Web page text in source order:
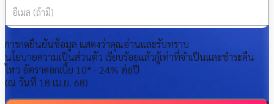
อีเมล (ถ้ามี)
การกดยืนยันข้อมูล แสดงว่าคุณอ่านและรับทราบ
นโยบายความเป็นส่วนตัว เรียบร้อยแล้วกู้เท่าที่จำเป็นและชำระคืน
ไหว อัตราดอกเบี้ย 10* - 24% ต่อปี
(ณ วันที่ 18 เม.ย. 68)